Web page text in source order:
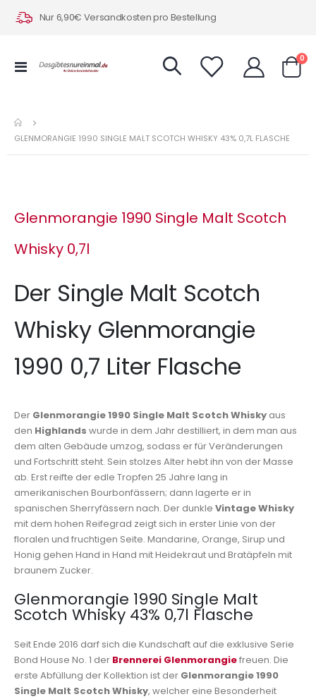
Nur 6,90€ Versandkosten pro Bestellung
Navigation
0
GLENMORANGIE 1990 SINGLE MALT SCOTCH WHISKY 43% 0,7L FLASCHE
Glenmorangie 1990 Single Malt Scotch
Whisky 0,7l
Der Single Malt Scotch
Whisky Glenmorangie
1990 0,7 Liter Flasche
Der Glenmorangie 1990 Single Malt Scotch Whisky aus
den Highlands wurde in dem Jahr destilliert, in dem man aus
dem alten Gebäude umzog, sodass er für Veränderungen
und Fortschritt steht. Sein stolzes Alter hebt ihn von der Masse
ab. Erst reifte der edle Tropfen 25 Jahre lang in
amerikanischen Bourbonfässern; dann lagerte er in
spanischen Sherryfässern nach. Der dunkle Vintage Whisky
mit dem hohen Reifegrad zeigt sich in erster Linie von der
floralen und fruchtigen Seite. Mandarine, Orange, Sirup und
Honig gehen Hand in Hand mit Heidekraut und Bratäpfeln mit
braunem Zucker.
Glenmorangie 1990 Single Malt
Scotch Whisky 43% 0,7l Flasche
Seit Ende 2016 darf sich die Kundschaft auf die exklusive Serie
Bond House No. 1 der Brennerei Glenmorangiefreuen. Die
erste Abfüllung der Kollektion ist der Glenmorangie 1990
Single Malt Scotch Whisky, welcher eine Besonderheit